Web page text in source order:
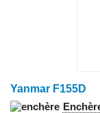
Yanmar F155D